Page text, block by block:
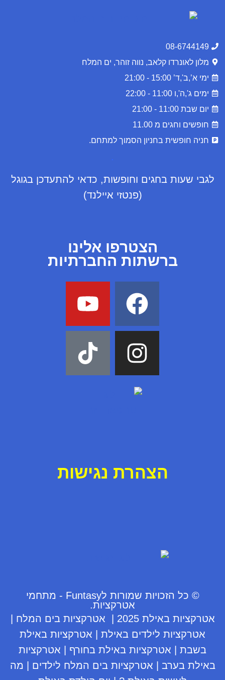
08-6744149
מלון לאונרדו קלאב, נווה זוהר, ים המלח
ימי א’,ב',ד’ 15:00 - 21:00
ימים ג',ה',ו 11:00 - 22:00
יום שבת 11:00 - 21:00
חופשים וחגים מ 11.00
חניה חופשית בחניון הסמוך למתחם.
.
לגבי שעות בחגים וחופשות, כדאי להתעדכן בגוגל
(פנטזי איילנד)
הצטרפו אלינו
ברשתות החברתיות
הצהרת נגישות
© כל הזכויות שמורות לFuntasy - מתחמי
אטרקציות.
אטרקציות באילת 2025
אטרקציות בים המלח
אטרקציות לילדים באילת
אטרקציות באילת
בשבת
אטרקציות באילת בחורף
אטרקציות
באילת בערב
אטרקציות בים המלח לילדים
מה